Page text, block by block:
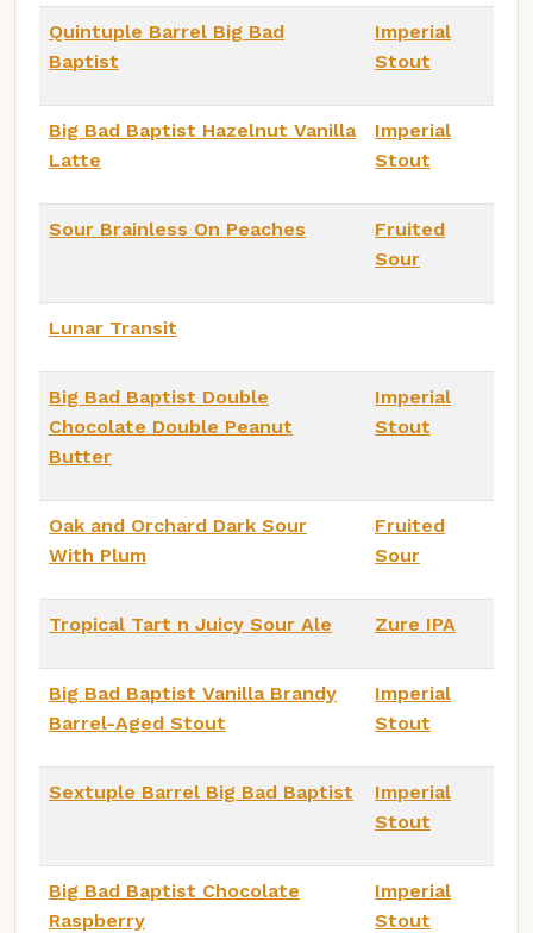
Quintuple Barrel Big Bad
Baptist
Imperial
Stout
Big Bad Baptist Hazelnut Vanilla
Latte
Imperial
Stout
Sour Brainless On Peaches
Fruited
Sour
Lunar Transit
Big Bad Baptist Double
Chocolate Double Peanut
Butter
Imperial
Stout
Oak and Orchard Dark Sour
With Plum
Fruited
Sour
Tropical Tart n Juicy Sour Ale Zure IPA
Big Bad Baptist Vanilla Brandy
Barrel-Aged Stout
Imperial
Stout
Sextuple Barrel Big Bad Baptist
Imperial
Stout
Big Bad Baptist Chocolate
Raspberry
Imperial
Stout